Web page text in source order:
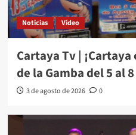
Noticias Video
Cartaya Tv |
de la Gamba del 5 al
3 de agosto de 2026 0